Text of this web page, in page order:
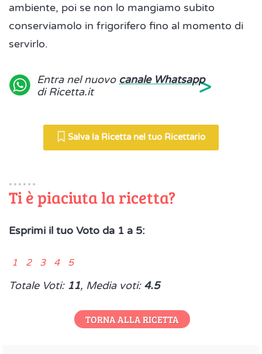
ambiente, poi se non lo mangiamo subito
conserviamolo in frigorifero fino al momento di
servirlo.
Entra nel nuovo canale Whatsapp
di Ricetta.it
>
Salva la Ricetta nel tuo Ricettario
Ti è piaciuta la ricetta?
Esprimi il tuo Voto da 1 a 5:
1 2 3 4 5
Totale Voti: 11, Media voti: 4.5
TORNA ALLA RICETTA